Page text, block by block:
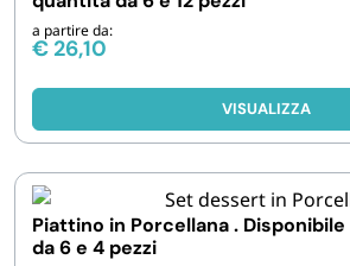
a partire da:
€ 26,10
VISUALIZZA
Piattino in Porcellana .
da 6 e 4 pezzi